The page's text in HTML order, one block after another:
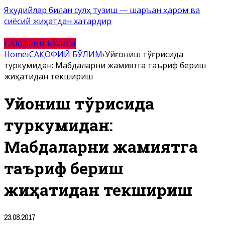
Яҳудийлар билан сулҳ тузиш — шаръан ҳаром ва
сиёсий жиҳатдан хатардир
САҚОФИЙ БЎЛИМ
Home›САҚОФИЙ БЎЛИМ›Уйғониш тўғрисида
туркумидан: Мабдаларни жамиятга таъриф бериш
жиҳатидан текшириш
Уйғониш тўғрисида
туркумидан:
Мабдаларни жамиятга
таъриф бериш
жиҳатидан текшириш
23.08.2017